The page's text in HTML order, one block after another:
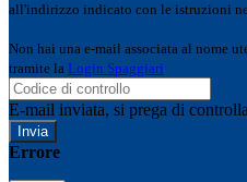
all'indirizzo indicato con le istruzioni
Non hai una e-mail associata al nome
tramite la Login Spaggiari
E-mail inviata, si prega di
Errore